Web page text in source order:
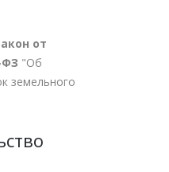
от
ФЗ "Об
земельного